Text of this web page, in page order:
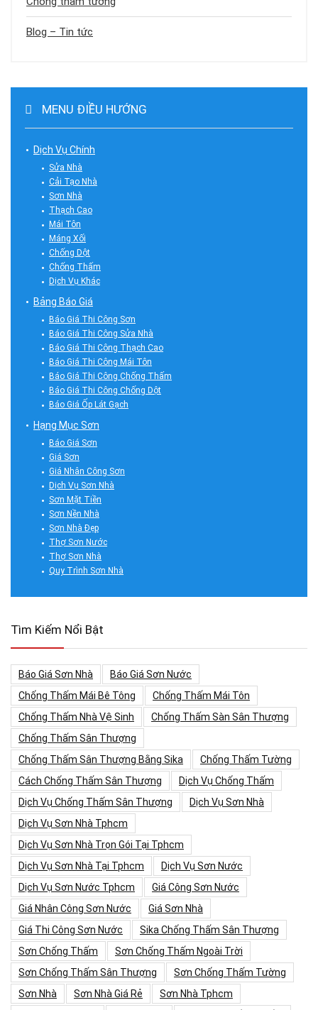
Blog – Tin tức
MENU ĐIỀU HƯỚNG
Dịch Vụ Chính
Sửa Nhà
Cải Tạo Nhà
Sơn Nhà
Thạch Cao
Mái Tôn
Máng Xối
Chống Dột
Chống Thấm
Dịch Vụ Khác
Bảng Báo Giá
Báo Giá Thi Công Sơn
Báo Giá Thi Công Sửa Nhà
Báo Giá Thi Công Thạch Cao
Báo Giá Thi Công Mái Tôn
Báo Giá Thi Công Chống Thấm
Báo Giá Thi Công Chống Dột
Báo Giá Ốp Lát Gạch
Hạng Mục Sơn
Báo Giá Sơn
Giá Sơn
Giá Nhân Công Sơn
Dịch Vụ Sơn Nhà
Sơn Mặt Tiền
Sơn Nền Nhà
Sơn Nhà Đẹp
Thợ Sơn Nước
Thợ Sơn Nhà
Quy Trình Sơn Nhà
Tìm Kiếm Nổi Bật
Báo Giá Sơn Nhà
Báo Giá Sơn Nước
Chống Thấm Mái Bê Tông
Chống Thấm Mái Tôn
Chống Thấm Nhà Vệ Sinh
Chống Thấm Sàn Sân Thượng
Chống Thấm Sân Thượng
Chống Thấm Sân Thượng Bằng Sika
Chống Thấm Tường
Cách Chống Thấm Sân Thượng
Dịch Vụ Chống Thấm
Dịch Vụ Chống Thấm Sân Thượng
Dịch Vụ Sơn Nhà
Dịch Vụ Sơn Nhà Tphcm
Dịch Vụ Sơn Nhà Trọn Gói Tại Tphcm
Dịch Vụ Sơn Nhà Tại Tphcm
Dịch Vụ Sơn Nước
Dịch Vụ Sơn Nước Tphcm
Giá Công Sơn Nước
Giá Nhân Công Sơn Nước
Giá Sơn Nhà
Giá Thi Công Sơn Nước
Sika Chống Thấm Sân Thượng
Sơn Chống Thấm
Sơn Chống Thấm Ngoài Trời
Sơn Chống Thấm Sân Thượng
Sơn Chống Thấm Tường
Sơn Nhà
Sơn Nhà Giá Rẻ
Sơn Nhà Tphcm